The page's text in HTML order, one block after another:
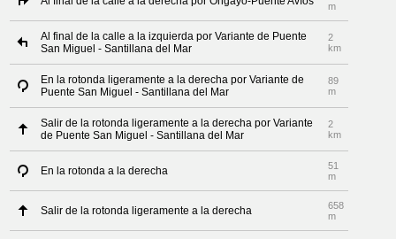
m
Al final de la calle a la izquierda por Variante de Puente
San Miguel - Santillana del Mar
2
km
En la rotonda ligeramente a la derecha por Variante de
Puente San Miguel - Santillana del Mar
89
m
Salir de la rotonda ligeramente a la derecha por Variante
de Puente San Miguel - Santillana del Mar
2
km
En la rotonda a la derecha
51
m
Salir de la rotonda ligeramente a la derecha
658
m